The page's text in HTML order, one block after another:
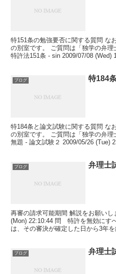
特151条の勉強要否に関する質問 な
の別室です。 ご質問は「独学の弁理
特許法151条 - sin 2009/07/08 (Wed)
ブログ 特184
特184条と論文試験に関する質問 な
の別室です。 ご質問は「独学の弁理
無題 - 論文試験２ 2009/05/26 (Tue)
ブログ 弁理士
再審の請求可能期間 解説をお願い
(Mon) 22:10:44 問 特許を無効にす
は、その審決が確定した日から3年
ブログ 弁理士